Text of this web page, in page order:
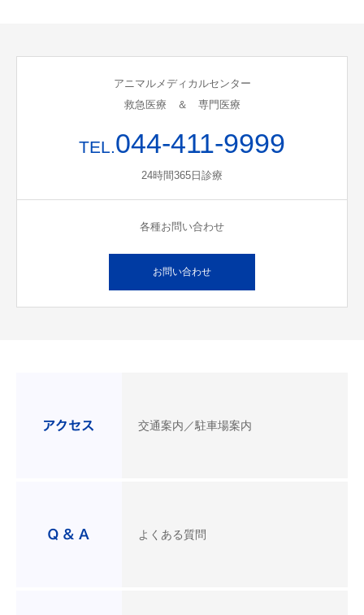
アニマルメディカルセンター
救急医療 ＆ 専門医療
TEL.044-411-9999
24時間365日診療
各種お問い合わせ
お問い合わせ
交通案内／駐車場案内
よくある質問